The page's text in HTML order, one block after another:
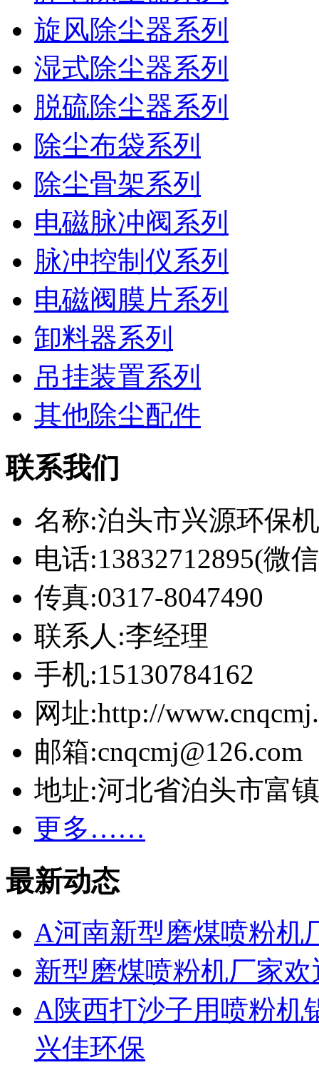
旋风除尘器系列
湿式除尘器系列
脱硫除尘器系列
除尘布袋系列
除尘骨架系列
电磁脉冲阀系列
脉冲控制仪系列
电磁阀膜片系列
卸料器系列
吊挂装置系列
其他除尘配件
联系我们
名称:泊头市兴源环保
电话:13832712895(微
传真:0317-8047490
联系人:李经理
手机:15130784162
网址:http://
邮箱:cnqcmj@126.com
地址:河北省泊头市富
更多……
最新动态
A河南新型磨煤喷粉机
新型磨煤喷粉机厂家
A陕西打沙子用喷粉机
兴佳环保